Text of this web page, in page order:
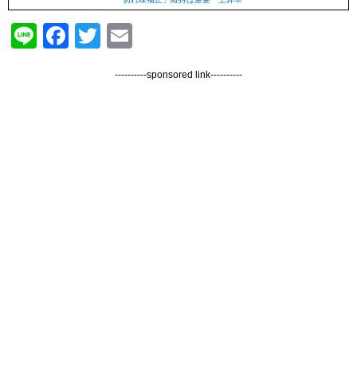
LineFacebook
Twitter
----------sponsored link----------